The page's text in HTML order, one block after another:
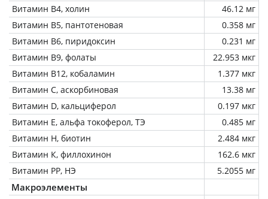
Витамин В4, холин
46.12 мг
Витамин В5, пантотеновая
0.358 мг
Витамин В6, пиридоксин
0.231 мг
Витамин В9, фолаты
22.953 мкг
Витамин В12, кобаламин
1.377 мкг
Витамин C, аскорбиновая
13.38 мг
Витамин D, кальциферол
0.197 мкг
Витамин Е, альфа токоферол, ТЭ
0.485 мг
Витамин Н, биотин
2.484 мкг
Витамин К, филлохинон
162.6 мкг
Витамин РР, НЭ
5.2055 мг
Макроэлементы